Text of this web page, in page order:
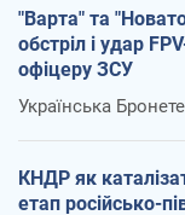
"Варта" та
обстріл і удар
офіцеру ЗСУ
Українська
КНДР як
етап російсько-